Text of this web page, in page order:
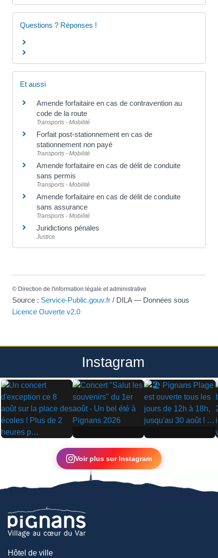
Questions ? Réponses !
Et aussi
Amende forfaitaire en cas de contravention au
code de la route
Transports - Mobilité
Forfait post-stationnement en cas de
stationnement non payé
Transports - Mobilité
Amende forfaitaire en cas de délit de conduite
sans permis
Transports - Mobilité
Amende forfaitaire en cas de délit de conduite
sans assurance
Transports - Mobilité
Juridictions pénales
Justice
© Direction de l'information légale et administrative
Source : Service-Public.gouv.fr / DILA — Données sous
Licence Ouverte v2.0
Instagram
▶
▶ ▶
Voir plus sur Instagram
Hôtel de ville